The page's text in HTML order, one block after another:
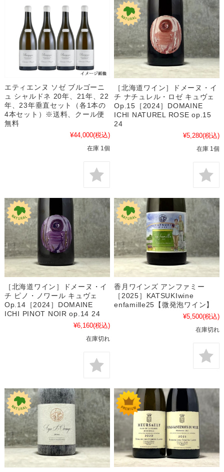
エティエンヌ ソゼ ブルゴーニ
ュ シャルドネ 20年、21年、22
年、23年垂直セット（各1本の
4本セット）※送料、クール便
無料
¥44,000(税込)
在庫 1個
［北海道ワイン］ドメーヌ・イ
チ ナチュレル・ロゼ キュヴェ
Op.15［2024］DOMAINE
ICHI NATUREL ROSE op.15
24
¥5,280(税込)
在庫 1個
［北海道ワイン］ドメーヌ・イ
チ ピノ・ノワール キュヴェ
Op.14［2024］DOMAINE
ICHI PINOT NOIR op.14 24
¥6,160(税込)
在庫切れ
香月ワインズ アンファミー
［2025］KATSUKIwine
enfamille25【微発泡ワイン】
¥5,500(税込)
在庫切れ